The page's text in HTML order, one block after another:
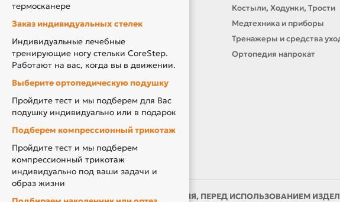
Новости
Оплата и доставка
Подарочный сертификат
Товары по Акции
Акция Вторая Жизнь
Акция Скидка за Отзыв
Компенсация за ТСР
Костыли, Ходунки, Трости
Медтехника и приборы
Тренажеры и средства
Ортопедия напрокат
ИМЕЮТСЯ ПРОТИВОПОКАЗАНИЯ, ПЕРЕД ИСПОЛЬЗОВАНИЕМ
термосканере
Заказ индивидуальных стелек
Индивидуальные лечебные
тренирующие ногу стельки CoreStep.
Работают на вас, когда вы в движении.
Выберите ортопедическую подушку
Пройдите тест и мы подберем для Вас
подушку индивидуально или в подарок
Подберем компрессионный трикотаж
Пройдите тест и мы подберем
компрессионный трикотаж
индивидуально под ваши задачи и
образ жизни